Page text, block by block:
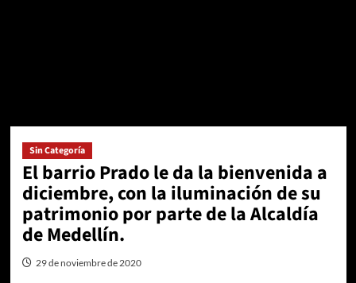
Sin Categoría
El barrio Prado le da la bienvenida a
diciembre, con la iluminación de su
patrimonio por parte de la Alcaldía
de Medellín.
29 de noviembre de 2020